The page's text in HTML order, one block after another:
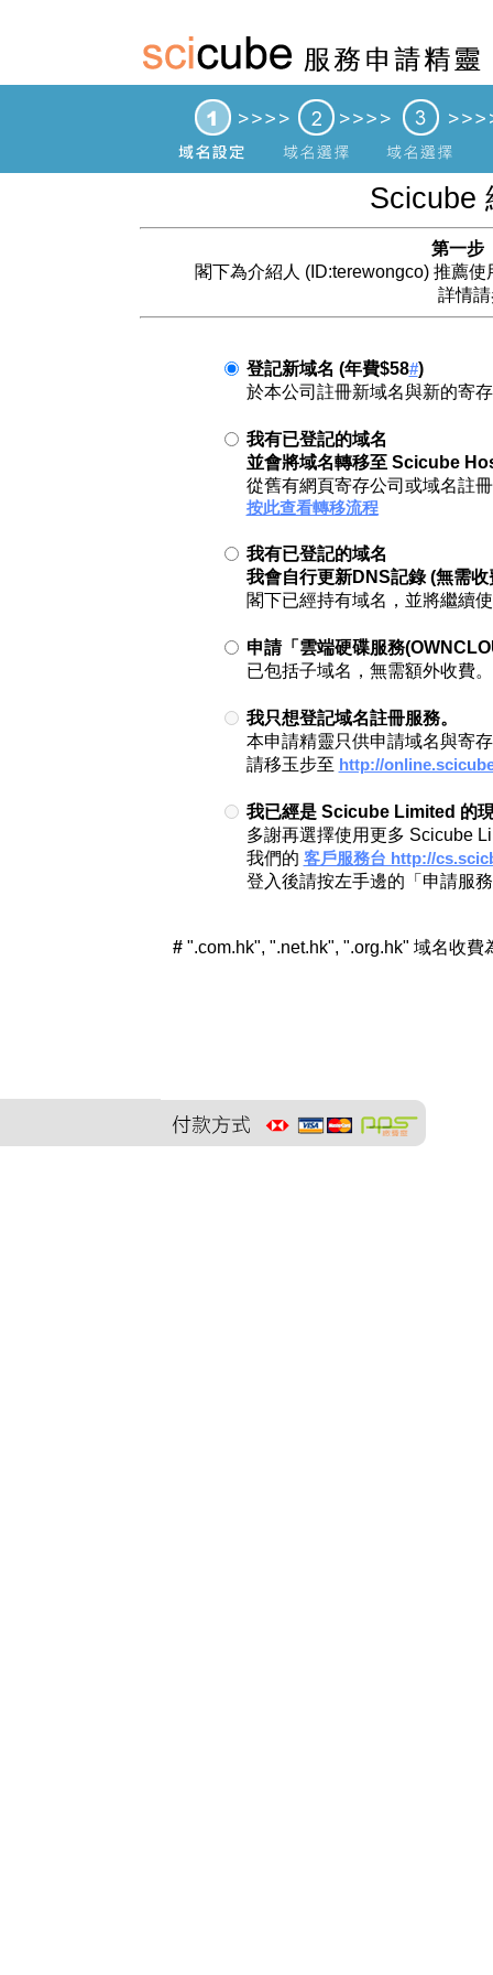
Scicube
第一步
閣下為介紹人 (ID:terewongco) 推薦
詳情
登記新域名 (年費$58#)
於本公司註冊新域名與新的寄
我有已登記的域名
並會將域名轉移至 Scicube
從舊有網頁寄存公司或域名註
按此查看轉移流程
我有已登記的域名
我會自行更新DNS記錄 (無需收
閣下已經持有域名，並將繼續
申請「雲端硬碟服務
已包括子域名，無需額外收費
我只想登記域名註冊服務。
本申請精靈只供申請域名與寄
請移玉步至 http://
我已經是 Scicube Limited 的
多謝再選擇使用更多 Scicube
我們的 客戶服務台 http://
登入後請按左手邊的「申請服
# ".com.hk", ".net.hk", ".org.hk" 域名收